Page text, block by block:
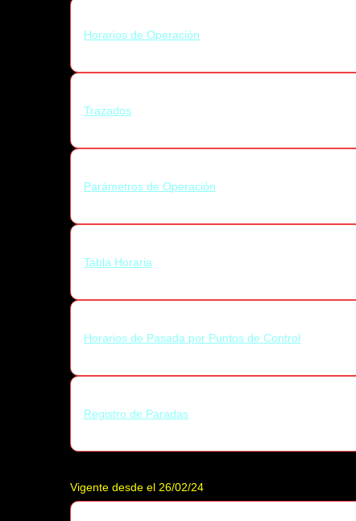
Horarios de Operación
Trazados
Parámetros de Operación
Tabla Horaria
Horarios de Pasada por Puntos de Control
Registro de Paradas
Vigente desde el 26/02/24